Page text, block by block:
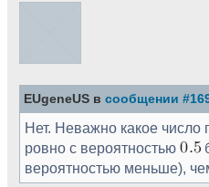
EUgeneUS в сообщении
Нет. Неважно какое число
ровно с вероятностью
вероятностью меньше),